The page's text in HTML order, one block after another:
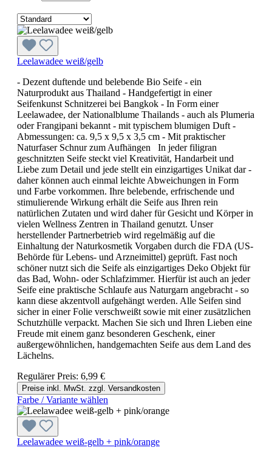
Leelawadee weiß/gelb
- Dezent duftende und belebende Bio Seife - ein
Naturprodukt aus Thailand - Handgefertigt in einer
Seifenkunst Schnitzerei bei Bangkok - In Form einer
Leelawadee, der Nationalblume Thailands - auch als Plumeria
oder Frangipani bekannt - mit typischem blumigen Duft -
Abmessungen: ca. 9,5 x 9,5 x 3,5 cm - Mit praktischer
Naturfaser Schnur zum Aufhängen In jeder filigran
geschnitzten Seife steckt viel Kreativität, Handarbeit und
Liebe zum Detail und jede stellt ein einzigartiges Unikat dar -
daher können auch einmal leichte Abweichungen in Form
und Farbe vorkommen. Ihre belebende, erfrischende und
stimulierende Wirkung erhält die Seife aus Ihren rein
natürlichen Zutaten und wird daher für Gesicht und Körper in
vielen Wellness Zentren in Thailand genutzt. Unser
herstellender Partnerbetrieb wird regelmäßig auf die
Einhaltung der Naturkosmetik Vorgaben durch die FDA (US-
Behörde für Lebens- und Arzneimittel) geprüft. Fast noch
schöner nutzt sich die Seife als einzigartiges Deko Objekt für
das Bad, Wohn- oder Schlafzimmer. Hierfür ist auch an jeder
Seife eine praktische Schlaufe aus Naturgarn angebracht - so
kann diese akzentvoll aufgehängt werden. Alle Seifen sind
sicher in einer Folie verschweißt sowie mit einer zusätzlichen
Schutzhülle verpackt. Machen Sie sich und Ihren Lieben eine
Freude mit einem ganz besonderen Geschenk, einer
außergewöhnlichen, handgemachten Seife aus dem Land des
Lächelns.
Regulärer Preis: 6,99 €
Preise inkl. MwSt. zzgl. Versandkosten
Farbe / Variante wählen
Leelawadee weiß-gelb + pink/orange